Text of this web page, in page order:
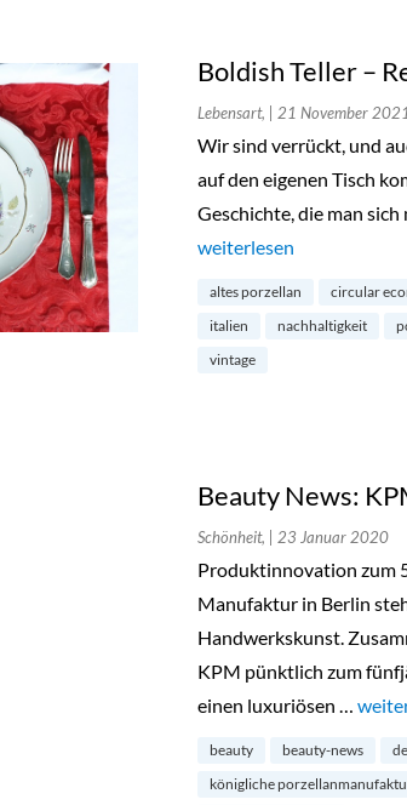
Boldish Teller –
Lebensart, | 21 November 2021
Wir sind verrückt, und
auf den eigenen Tisch
Geschichte, die man
„Boldish Teller – Retro
weiterlesen
altes porzellan circular
italien
nachhaltigkeit
vintage
Beauty News:
Schönheit, | 23 Januar 2020
Produktinnovation zum
Manufaktur in Berlin
Handwerkskunst.
KPM pünktlich zum
einen luxuriösen …
beauty beauty-news
königliche